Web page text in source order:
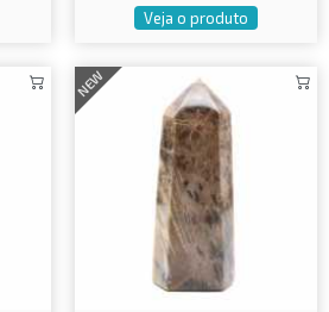
Veja o produto
NEW